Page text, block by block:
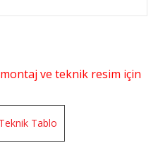
montaj ve teknik resim için